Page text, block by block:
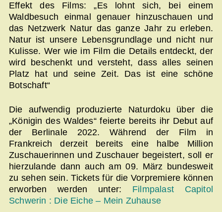
Effekt des Films: „Es lohnt sich, bei einem
Waldbesuch einmal genauer hinzuschauen und
das Netzwerk Natur das ganze Jahr zu erleben.
Natur ist unsere Lebensgrundlage und nicht nur
Kulisse. Wer wie im Film die Details entdeckt, der
wird beschenkt und versteht, dass alles seinen
Platz hat und seine Zeit. Das ist eine schöne
Botschaft“
Die aufwendig produzierte Naturdoku über die
„Königin des Waldes“ feierte bereits ihr Debut auf
der Berlinale 2022. Während der Film in
Frankreich derzeit bereits eine halbe Million
Zuschauerinnen und Zuschauer begeistert, soll er
hierzulande dann auch am 09. März bundesweit
zu sehen sein. Tickets für die Vorpremiere können
erworben werden unter: Filmpalast Capitol
Schwerin : Die Eiche – Mein Zuhause